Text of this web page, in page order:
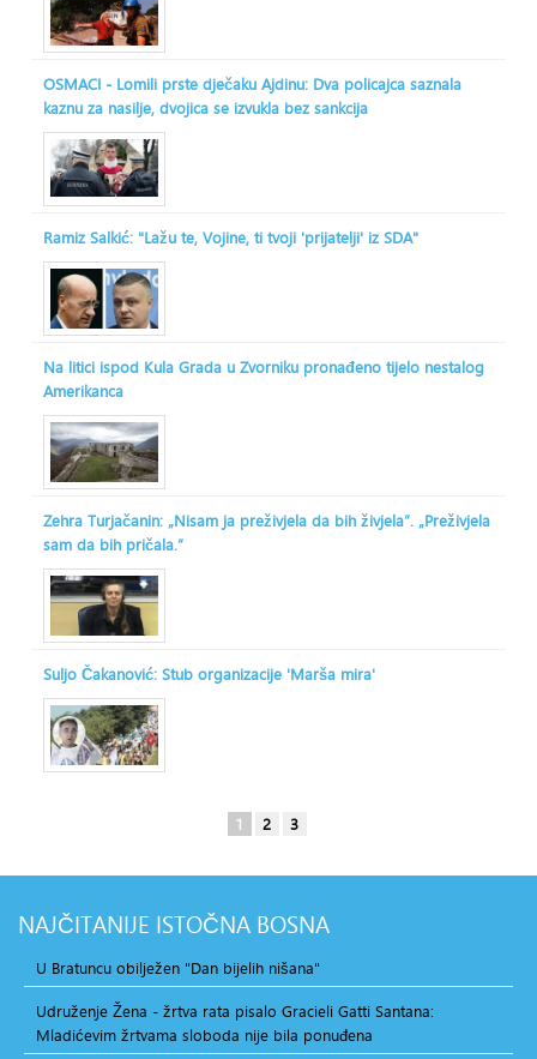
OSMACI - Lomili prste dječaku Ajdinu: Dva policajca saznala
kaznu za nasilje, dvojica se izvukla bez sankcija
Ramiz Salkić: "Lažu te, Vojine, ti tvoji 'prijatelji' iz SDA"
Na litici ispod Kula Grada u Zvorniku pronađeno tijelo nestalog
Amerikanca
Zehra Turjačanin: „Nisam ja preživjela da bih živjela“. „Preživjela
sam da bih pričala.“
Suljo Čakanović: Stub organizacije 'Marša mira'
1 2 3
NAJČITANIJE ISTOČNA BOSNA
U Bratuncu obilježen "Dan bijelih nišana"
Udruženje Žena - žrtva rata pisalo Gracieli Gatti Santana:
Mladićevim žrtvama sloboda nije bila ponuđena